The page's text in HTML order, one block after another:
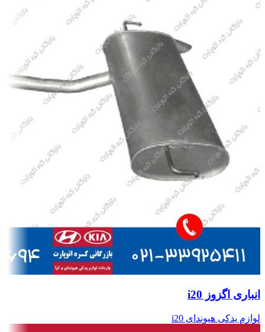
انباری اگزوز i20
لوازم یدکی هیوندای i20